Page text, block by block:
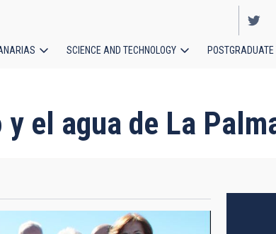
SCIENCE AND TECHNOLOGY
el agua de La